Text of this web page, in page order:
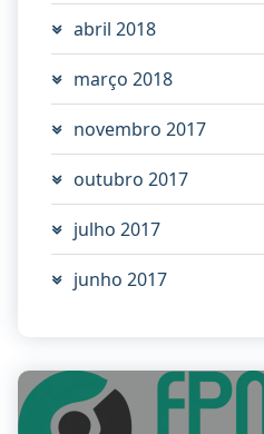
abril 2018
março 2018
novembro 2017
outubro 2017
julho 2017
junho 2017